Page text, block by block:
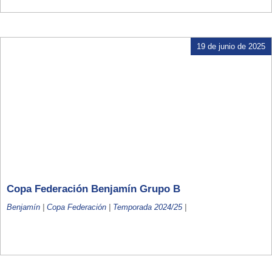
19 de junio de 2025
Copa Federación Benjamín Grupo B
Benjamín | Copa Federación | Temporada 2024/25|